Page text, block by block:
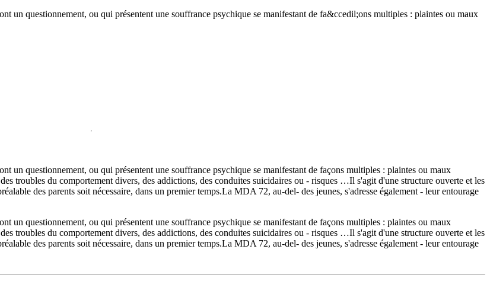
un questionnement, ou qui présentent une souffrance psychique se manifestant de fa&ccedil;ons multiples : plaintes ou maux
un questionnement, ou qui présentent une souffrance psychique se manifestant de façons multiples : plaintes ou maux
troubles du comportement divers, des addictions, des conduites suicidaires ou - risques …Il s'agit d'une structure ouverte et les
des parents soit nécessaire, dans un premier temps.La MDA 72, au-del- des jeunes, s'adresse également - leur entourage
un questionnement, ou qui présentent une souffrance psychique se manifestant de façons multiples : plaintes ou maux
troubles du comportement divers, des addictions, des conduites suicidaires ou - risques …Il s'agit d'une structure ouverte et les
des parents soit nécessaire, dans un premier temps.La MDA 72, au-del- des jeunes, s'adresse également - leur entourage